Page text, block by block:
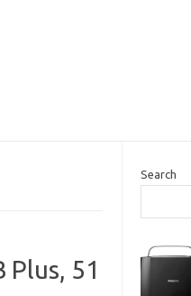
Plus, 51
Search